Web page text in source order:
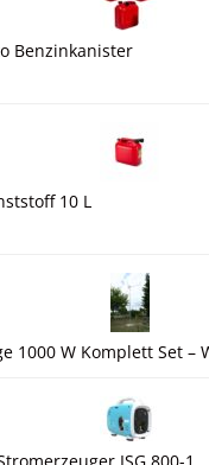
Benzinkanister
10 L
1000 W Komplett Set –